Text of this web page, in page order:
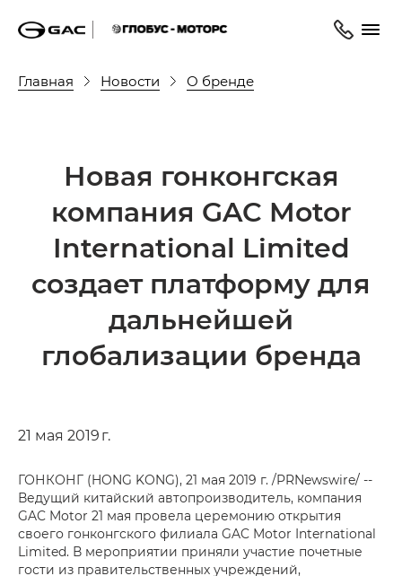
Главная Новости О бренде
Новая гонконгская
компания GAC Motor
International Limited
создает платформу для
дальнейшей
глобализации бренда
21 мая 2019 г.
ГОНКОНГ (HONG KONG), 21 мая 2019 г. /PRNewswire/ --
Ведущий китайский автопроизводитель, компания
GAC Motor 21 мая провела церемонию открытия
своего гонконгского филиала GAC Motor International
Limited. В мероприятии приняли участие почетные
гости из правительственных учреждений,